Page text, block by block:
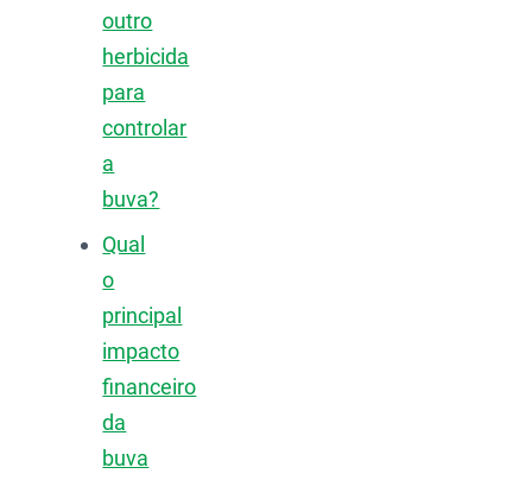
outro
herbicida
para
controlar
a
buva?
Qual
o
principal
impacto
financeiro
da
buva